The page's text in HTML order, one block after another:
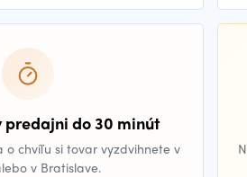
predajni do 30 minút
o chvíľu si tovar vyzdvihnete v
v Bratislave.